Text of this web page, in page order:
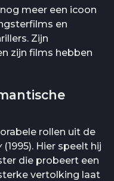
meer een icoon
en
Zijn
zijn films hebben
rollen uit de
(1995). Hier speelt hij
die probeert een
vertolking laat